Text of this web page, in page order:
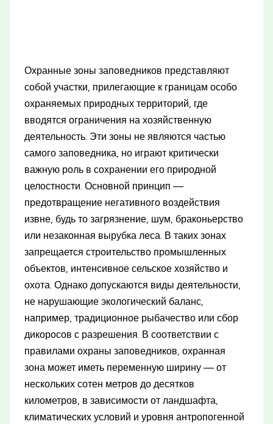
Охранные зоны заповедников представляют
собой участки, прилегающие к границам особо
охраняемых природных территорий, где
вводятся ограничения на хозяйственную
деятельность. Эти зоны не являются частью
самого заповедника, но играют критически
важную роль в сохранении его природной
целостности. Основной принцип —
предотвращение негативного воздействия
извне, будь то загрязнение, шум, браконьерство
или незаконная вырубка леса. В таких зонах
запрещается строительство промышленных
объектов, интенсивное сельское хозяйство и
охота. Однако допускаются виды деятельности,
не нарушающие экологический баланс,
например, традиционное рыбачество или сбор
дикоросов с разрешения. В соответствии с
правилами охраны заповедников, охранная
зона может иметь переменную ширину — от
нескольких сотен метров до десятков
километров, в зависимости от ландшафта,
климатических условий и уровня антропогенной